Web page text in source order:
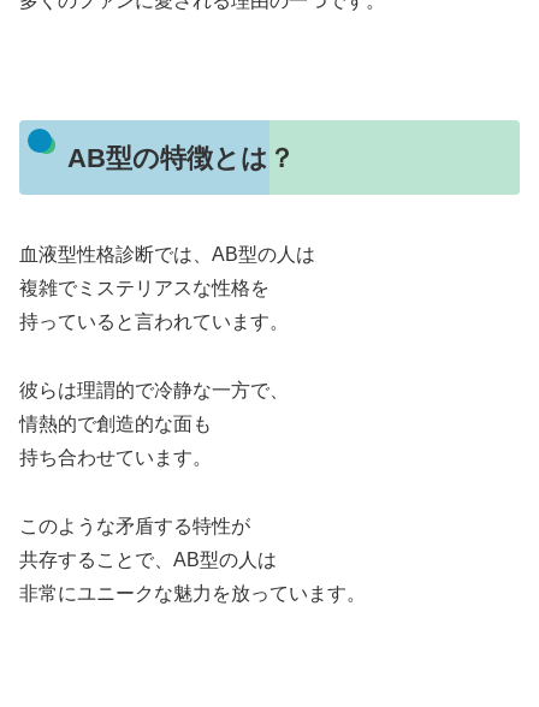
AB型の特徴とは？
血液型性格診断では、AB型の人は
複雑でミステリアスな性格を
持っていると言われています。
彼らは理謂的で冷静な一方で、
情熱的で創造的な面も
持ち合わせています。
このような矛盾する特性が
共存することで、AB型の人は
非常にユニークな魅力を放っています。